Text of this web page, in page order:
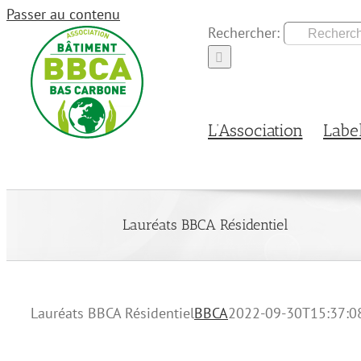
Passer au contenu
Rechercher:
L’Association
Lauréats BBCA Résidentiel
Lauréats BBCA RésidentielBBCA2022-09-